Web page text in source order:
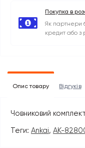
Покупка в
Як партнери
кредит або з
Опис товару Відгуків
Човниковий комплект
Теги: Ankai, AK-